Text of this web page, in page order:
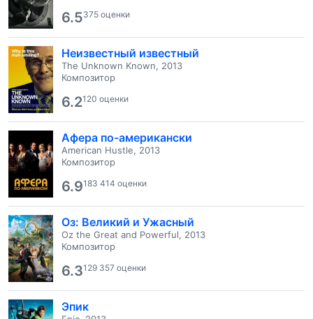
6.5375 оценки
Неизвестный известный
The Unknown Known, 2013
Композитор
6.2120 оценки
Афера по-американски
American Hustle, 2013
Композитор
6.9183 414 оценки
Оз: Великий и Ужасный
Oz the Great and Powerful, 2013
Композитор
6.3129 357 оценки
Эпик